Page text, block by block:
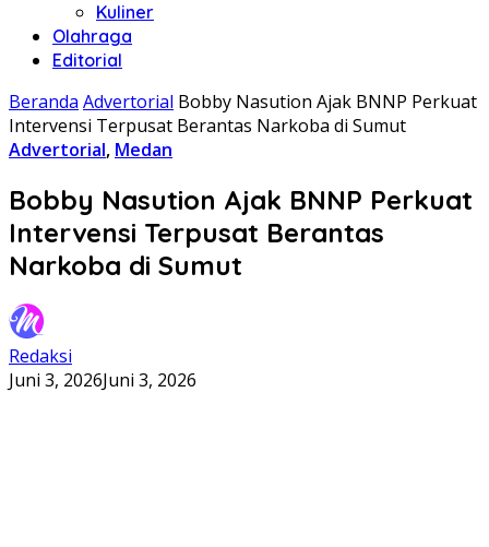
Kuliner
Olahraga
Editorial
Beranda Advertorial Bobby Nasution Ajak BNNP Perkuat
Intervensi Terpusat Berantas Narkoba di Sumut
Advertorial, Medan
Bobby Nasution Ajak BNNP Perkuat
Intervensi Terpusat Berantas
Narkoba di Sumut
Redaksi
Juni 3, 2026Juni 3, 2026